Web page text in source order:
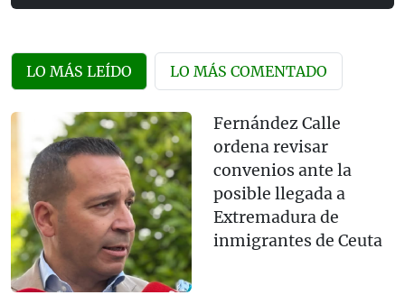
LO MÁS LEÍDO LO MÁS COMENTADO
Fernández Calle
ordena revisar
convenios ante la
posible llegada a
Extremadura de
inmigrantes de Ceuta